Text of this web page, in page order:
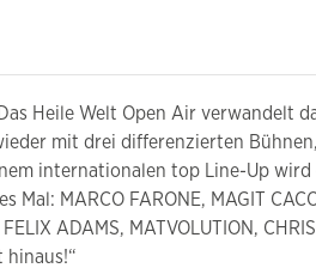
Heile Welt Open Air verwandelt
mit drei differenzierten
internationalen top Line-Up
MARCO FARONE, MAGIT
ADAMS, MATVOLUTION,
hinaus!“